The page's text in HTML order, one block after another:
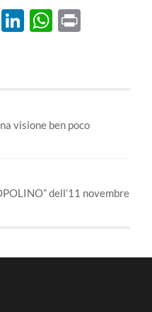
Tumblr
LinkedIn
visione ben poco
dell’11 novembre